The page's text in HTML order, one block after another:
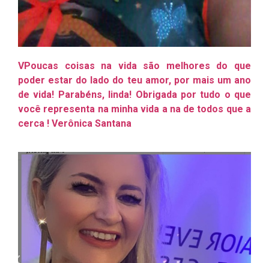
VPoucas coisas na vida são melhores do que
poder estar do lado do teu amor, por mais um ano
de vida! Parabéns, linda! Obrigada por tudo o que
você representa na minha vida a na de todos que a
cerca ! Verônica Santana